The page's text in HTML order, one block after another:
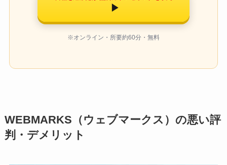
▶
※オンライン・所要約60分・無料
WEBMARKS（ウェブマークス）の悪い評
判・デメリット